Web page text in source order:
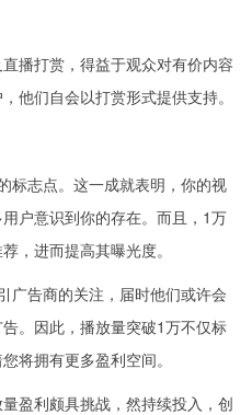
播打赏，得益于观众对有价内容
他们自会以打赏形式提供支持。
标志点。这一成就表明，你的视
户意识到你的存在。而且，1万
，进而提高其曝光度。
广告商的关注，届时他们或许会
。因此，播放量突破1万不仅标
将拥有更多盈利空间。
盈利颇具挑战，然持续投入，创